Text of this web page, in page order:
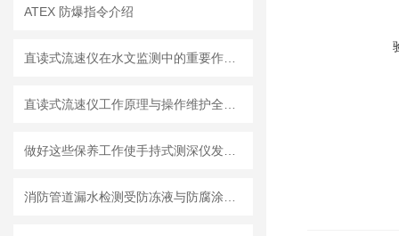
ATEX 防爆指令介绍